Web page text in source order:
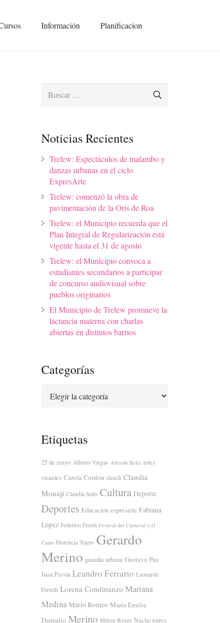
Información Planificacion
Buscar:
Noticias Recientes
Trelew: Espectáculos de malambo y
danzas urbanas en el ciclo
ExpresArte
Trelew: comenzó la obra de
pavimentación de la Oris de Roa
Trelew: el Municipio recuerda que el
Plan Integral de Regularización está
vigente hasta el 31 de agosto
Trelew: el Municipio convoca a
estudiantes secundarios a participar
de concurso audiovisual sobre
pueblos originarios
El Municipio de Trelew promueve la
lactancia materna con charlas
abiertas en distintos barrios
Categorías
Etiquetas
25 de mayo Alberto Viegas Alfredo Beliz artes
visuales Carola Cordón cicech Claudia
Monají Claudia Solis Cultura Deporte
Deportes Educación expresarte Fabiana
López Federico Ercoli Festival del Carnaval y el
Canto Florencia Tejero Gerardo
Merino guardia urbana Gustavo Paz
Juan Pavón Leandro Ferrario Leonardo
Ferrelli Lorena Condinanzo Mariana
Medina Mario Romeo María Emilia
Damadio Merino Milton Reyes Nacho torres